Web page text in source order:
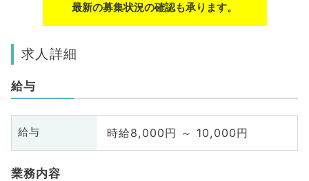
最新の募集状況の確認も承ります。
求人詳細
給与
給与 時給8,000円 ～ 10,000円
業務内容